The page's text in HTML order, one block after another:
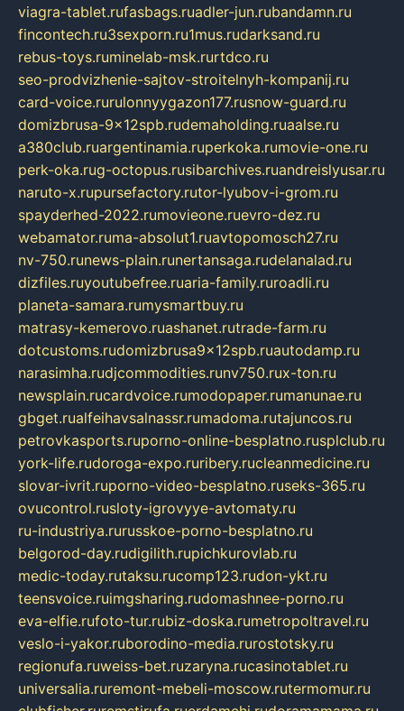
viagra-tablet.rufasbags.ruadler-jun.rubandamn.ru
fincontech.ru3sexporn.ru1mus.rudarksand.ru
rebus-toys.ruminelab-msk.rurtdco.ru
seo-prodvizhenie-sajtov-stroitelnyh-kompanij.ru
card-voice.rurulonnyygazon177.rusnow-guard.ru
domizbrusa-9x12spb.rudemaholding.ruaalse.ru
a380club.ruargentinamia.ruperkoka.rumovie-one.ru
perk-oka.rug-octopus.rusibarchives.ruandreislyusar.ru
naruto-x.rupursefactory.rutor-lyubov-i-grom.ru
spayderhed-2022.rumovieone.ruevro-dez.ru
webamator.ruma-absolut1.ruavtopomosch27.ru
nv-750.runews-plain.runertansaga.rudelanalad.ru
dizfiles.ruyoutubefree.ruaria-family.ruroadli.ru
planeta-samara.rumysmartbuy.ru
matrasy-kemerovo.ruashanet.rutrade-farm.ru
dotcustoms.rudomizbrusa9x12spb.ruautodamp.ru
narasimha.rudjcommodities.runv750.rux-ton.ru
newsplain.rucardvoice.rumodopaper.rumanunae.ru
gbget.rualfeihavsalnassr.rumadoma.rutajuncos.ru
petrovkasports.ruporno-online-besplatno.rusplclub.ru
york-life.rudoroga-expo.ruribery.rucleanmedicine.ru
slovar-ivrit.ruporno-video-besplatno.ruseks-365.ru
ovucontrol.rusloty-igrovyye-avtomaty.ru
ru-industriya.rurusskoe-porno-besplatno.ru
belgorod-day.rudigilith.rupichkurovlab.ru
medic-today.rutaksu.rucomp123.rudon-ykt.ru
teensvoice.ruimgsharing.rudomashnee-porno.ru
eva-elfie.rufoto-tur.rubiz-doska.rumetropoltravel.ru
veslo-i-yakor.ruborodino-media.rurostotsky.ru
regionufa.ruweiss-bet.ruzaryna.rucasinotablet.ru
universalia.ruremont-mebeli-moscow.rutermomur.ru